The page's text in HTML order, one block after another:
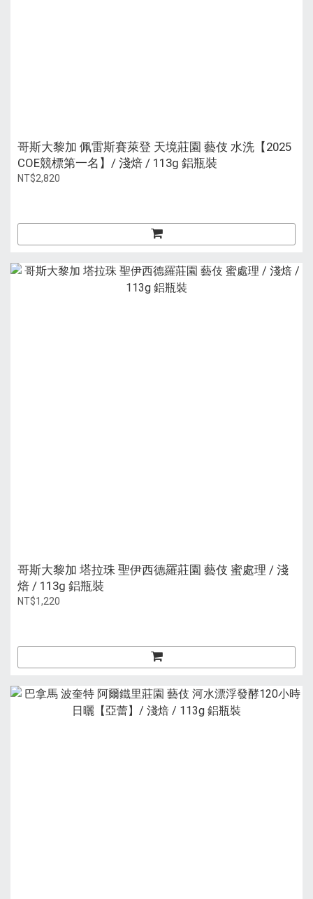
哥斯大黎加 佩雷斯賽萊登 天境莊園 藝伎 水洗【2025
COE競標第一名】/ 淺焙 / 113g 鋁瓶裝
NT$2,820
哥斯大黎加 塔拉珠 聖伊西德羅莊園 藝伎 蜜處理 / 淺
焙 / 113g 鋁瓶裝
NT$1,220